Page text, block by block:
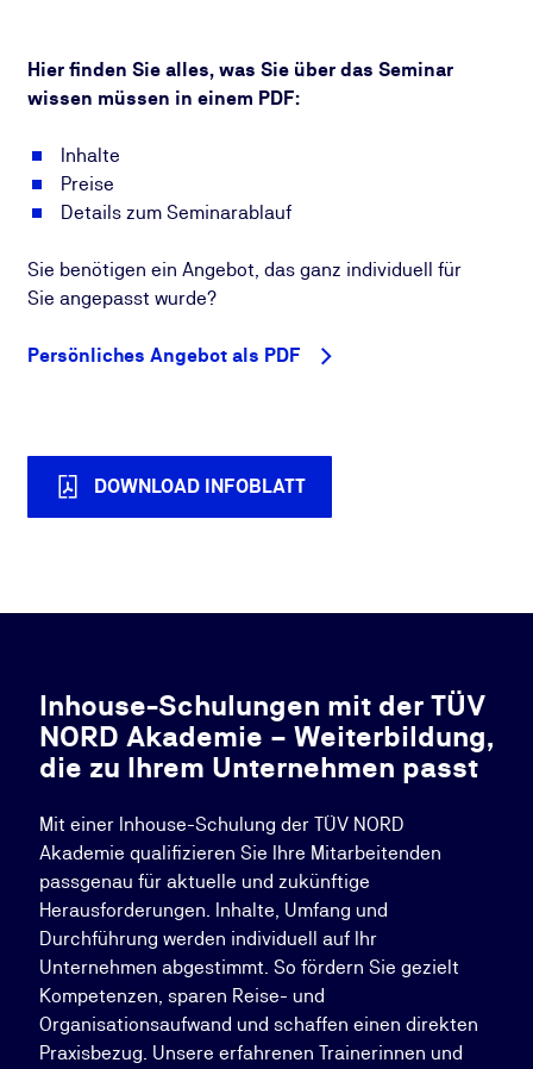
Hier finden Sie alles, was Sie über das Seminar
wissen müssen in einem PDF:
Inhalte
Preise
Details zum Seminarablauf
Sie benötigen ein Angebot, das ganz individuell für
Sie angepasst wurde?
Persönliches Angebot als PDF
DOWNLOAD INFOBLATT
Inhouse-Schulungen mit der TÜV
NORD Akademie – Weiterbildung,
die zu Ihrem Unternehmen passt
Mit einer Inhouse-Schulung der TÜV NORD
Akademie qualifizieren Sie Ihre Mitarbeitenden
passgenau für aktuelle und zukünftige
Herausforderungen. Inhalte, Umfang und
Durchführung werden individuell auf Ihr
Unternehmen abgestimmt. So fördern Sie gezielt
Kompetenzen, sparen Reise- und
Organisationsaufwand und schaffen einen direkten
Praxisbezug. Unsere erfahrenen Trainerinnen und